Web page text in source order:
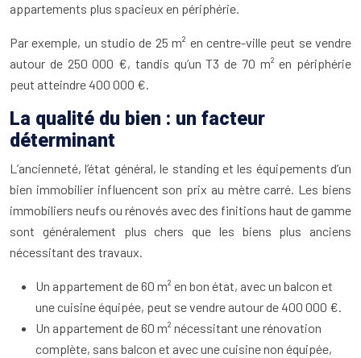
appartements plus spacieux en périphérie.
Par exemple, un studio de 25 m² en centre-ville peut se vendre
autour de 250 000 €, tandis qu’un T3 de 70 m² en périphérie
peut atteindre 400 000 €.
La qualité du bien : un facteur
déterminant
L’ancienneté, l’état général, le standing et les équipements d’un
bien immobilier influencent son prix au mètre carré. Les biens
immobiliers neufs ou rénovés avec des finitions haut de gamme
sont généralement plus chers que les biens plus anciens
nécessitant des travaux.
Un appartement de 60 m² en bon état, avec un balcon et
une cuisine équipée, peut se vendre autour de 400 000 €.
Un appartement de 60 m² nécessitant une rénovation
complète, sans balcon et avec une cuisine non équipée,